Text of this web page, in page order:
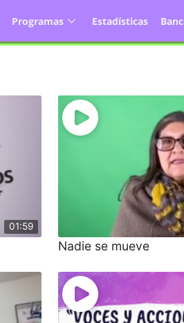
Programas Estadísticas
01:59
Nadie se mueve